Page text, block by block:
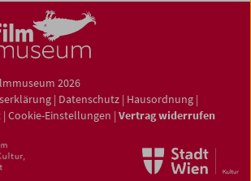
2026
| Datenschutz | Hausordnung |
| Cookie-Einstellungen | Vertrag widerrufen